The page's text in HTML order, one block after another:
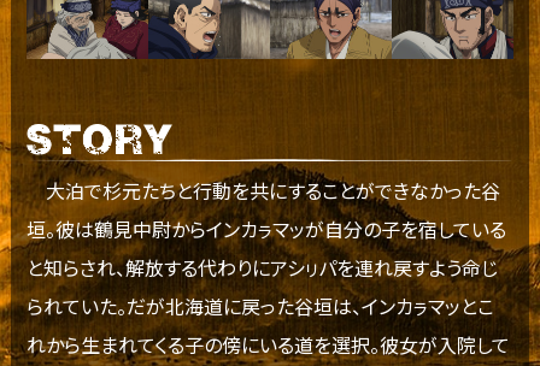
大泊で杉元たちと行動を共にすることができなかった谷
垣。彼は鶴見中尉からインカㇻマッが自分の子を宿している
と知らされ、解放する代わりにアシㇼパを連れ戻すよう命じ
られていた。だが北海道に戻った谷垣は、インカㇻマッとこ
れから生まれてくる子の傍にいる道を選択。彼女が入院して